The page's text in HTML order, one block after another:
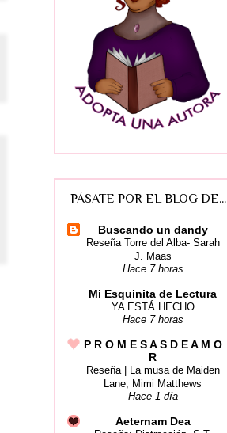
PÁSATE POR EL BLOG DE...
Buscando un dandy
Reseña Torre del Alba- Sarah
J. Maas
Hace 7 horas
Mi Esquinita de Lectura
YA ESTÁ HECHO
Hace 7 horas
P R O M E S A S D E A M O
R
Reseña | La musa de Maiden
Lane, Mimi Matthews
Hace 1 día
Aeternam Dea